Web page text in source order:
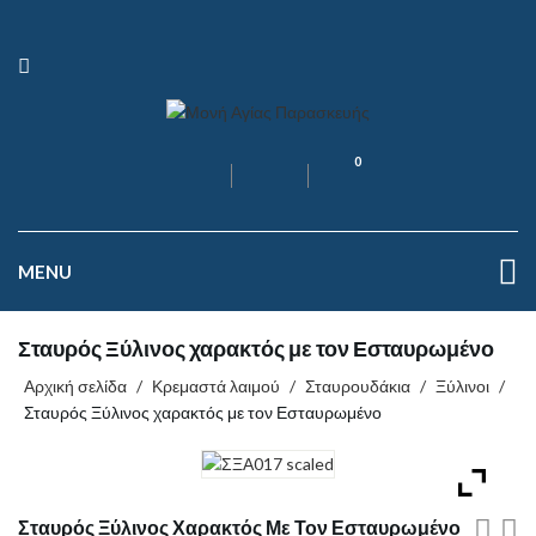
0
MENU
Σταυρός Ξύλινος χαρακτός με τον Εσταυρωμένο
Αρχική σελίδα / Κρεμαστά λαιμού / Σταυρουδάκια / Ξύλινοι /
Σταυρός Ξύλινος χαρακτός με τον Εσταυρωμένο
Σταυρός Ξύλινος Χαρακτός Με Τον Εσταυρωμένο